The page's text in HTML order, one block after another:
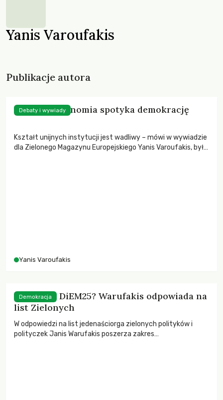
Yanis Varoufakis
Publikacje autora
UE – gdy ekonomia spotyka demokrację
Kształt unijnych instytucji jest wadliwy – mówi w wywiadzie
dla Zielonego Magazynu Europejskiego Yanis Varoufakis, były
Yanis Varoufakis
Debaty i wywiady
Co dalej z DiEM25? Warufakis odpowiada na
list Zielonych
W odpowiedzi na list jedenaściorga zielonych polityków i
polityczek Janis Warufakis poszerza zakres
Demokracja